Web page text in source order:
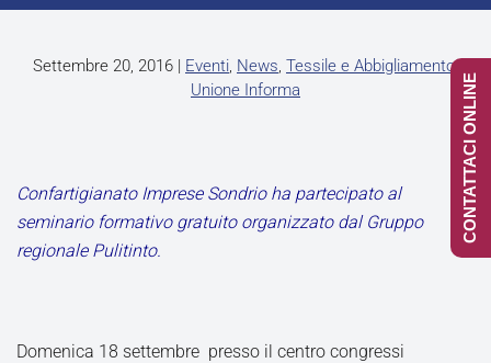
Settembre 20, 2016 | Eventi, News, Tessile e Abbigliamento,
Unione Informa
Confartigianato Imprese Sondrio ha partecipato al
seminario formativo gratuito organizzato dal Gruppo
regionale Pulitinto.
Domenica 18 settembre presso il centro congressi
CONTATTACI ONLINE